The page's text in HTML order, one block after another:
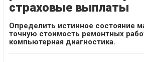
страховые выплаты
Определить истинное состояние
точную стоимость ремонтных
компьютерная диагностика.